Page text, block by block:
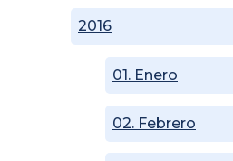
2016
01. Enero
02. Febrero